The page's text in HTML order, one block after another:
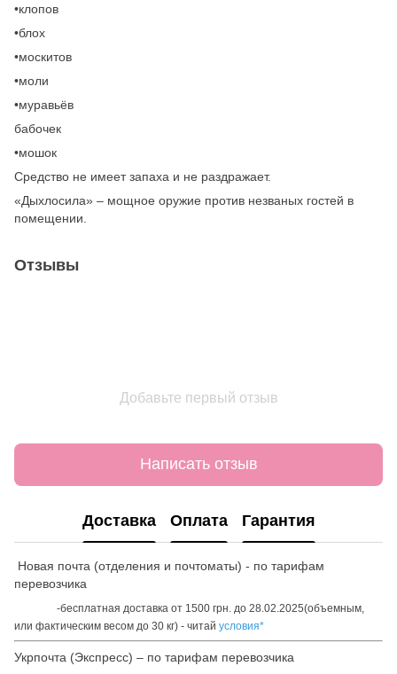
•клопов
•блох
•москитов
•моли
•муравьёв
бабочек
•мошок
Средство не имеет запаха и не раздражает.
«Дыхлосила» – мощное оружие против незваных гостей в
помещении.
Отзывы
Добавьте первый отзыв
Написать отзыв
Доставка Оплата Гарантия
Новая почта (отделения и почтоматы) - по тарифам
перевозчика
-бесплатная доставка от 1500 грн. до 28.02.2025(объемным,
или фактическим весом до 30 кг) - читай условия*
Укрпочта (Экспресс) – по тарифам перевозчика